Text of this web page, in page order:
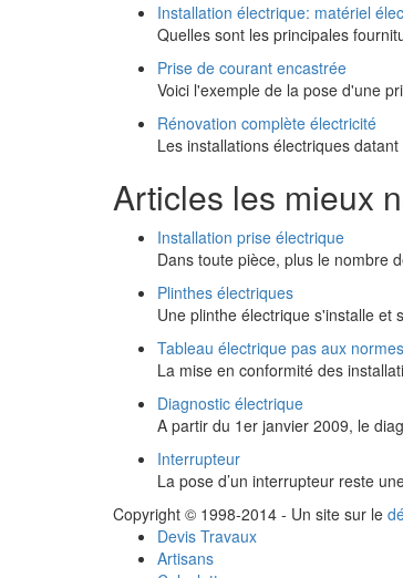
Installation électrique: matériel
Quelles sont les principales
Prise de courant encastrée
Voici l'exemple de la pose d'une
Rénovation complète électricité
Les installations électriques
Articles les mieux
Installation prise électrique
Dans toute pièce, plus le nombre
Plinthes électriques
Une plinthe électrique s'installe
Tableau électrique pas aux
La mise en conformité des
Diagnostic électrique
A partir du 1er janvier 2009, le
Interrupteur
La pose d’un interrupteur reste
Copyright © 1998-2014 - Un site sur le
Devis Travaux
Artisans